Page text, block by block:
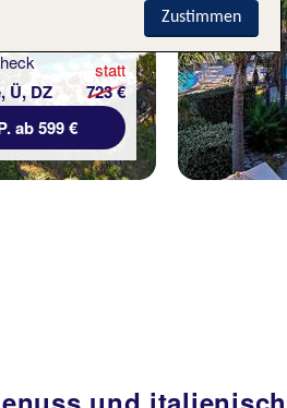
Ü, DZ
statt
723 €
ab 599 €
Zustimmen